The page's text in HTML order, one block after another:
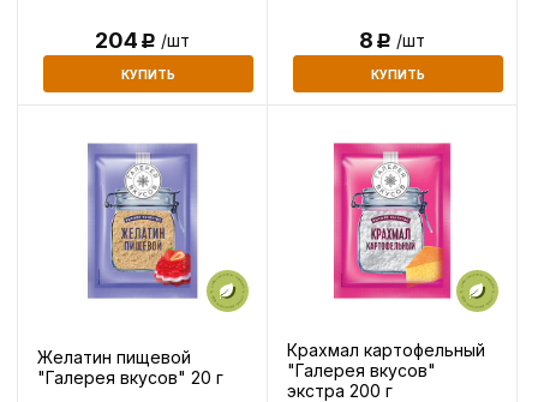
204Р /шт
КУПИТЬ
8Р /шт
КУПИТЬ
Желатин пищевой
"Галерея вкусов" 20 г
Крахмал картофельный
"Галерея вкусов"
экстра 200 г